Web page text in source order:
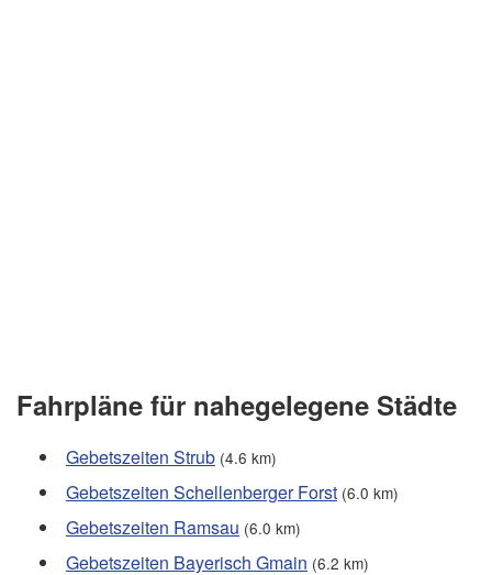
Fahrpläne für nahegelegene Städte
Gebetszeiten Strub (4.6 km)
Gebetszeiten Schellenberger Forst (6.0 km)
Gebetszeiten Ramsau (6.0 km)
Gebetszeiten Bayerisch Gmain (6.2 km)